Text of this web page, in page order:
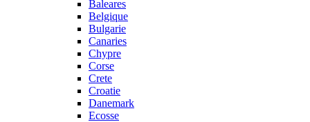
Baleares
Belgique
Bulgarie
Canaries
Chypre
Corse
Crete
Croatie
Danemark
Ecosse